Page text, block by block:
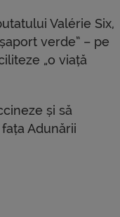
Valérie Six,
verde” – pe
„o viață
și să
Adunării